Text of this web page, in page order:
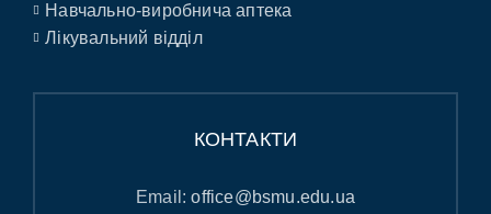
Навчально-виробнича аптека
Лікувальний відділ
КОНТАКТИ
Email:office@bsmu.edu.ua